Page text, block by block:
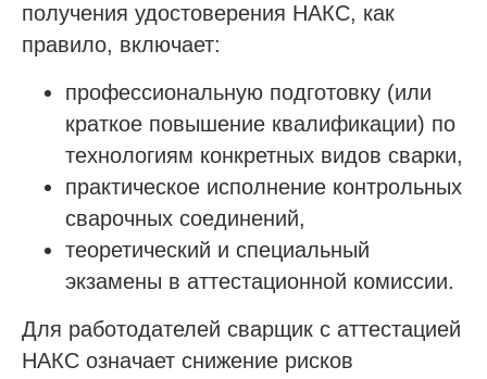
получения удостоверения НАКС, как
правило, включает:
профессиональную подготовку (или
краткое повышение квалификации) по
технологиям конкретных видов сварки,
практическое исполнение контрольных
сварочных соединений,
теоретический и специальный
экзамены в аттестационной комиссии.
Для работодателей сварщик с аттестацией
НАКС означает снижение рисков
Напишите нам в мессенджер
Проектные СРО
@sro_nostroy_nopriz1